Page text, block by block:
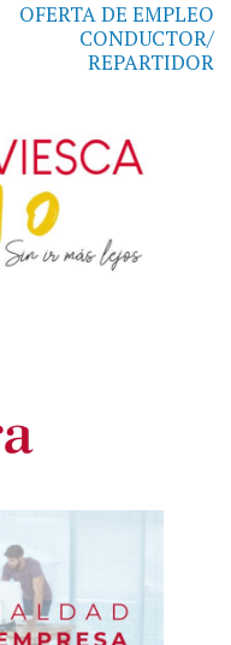
OFERTA DE EMPLEO
CONDUCTOR/
REPARTIDOR